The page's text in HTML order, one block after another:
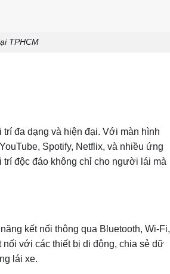
TPHCM
trí đa dạng và hiện đại. Với màn hình
Spotify, Netflix, và nhiều ứng
độc đáo không chỉ cho người lái mà
kết nối thông qua Bluetooth, Wi-Fi,
với các thiết bị di động, chia sẻ dữ
lái xe.